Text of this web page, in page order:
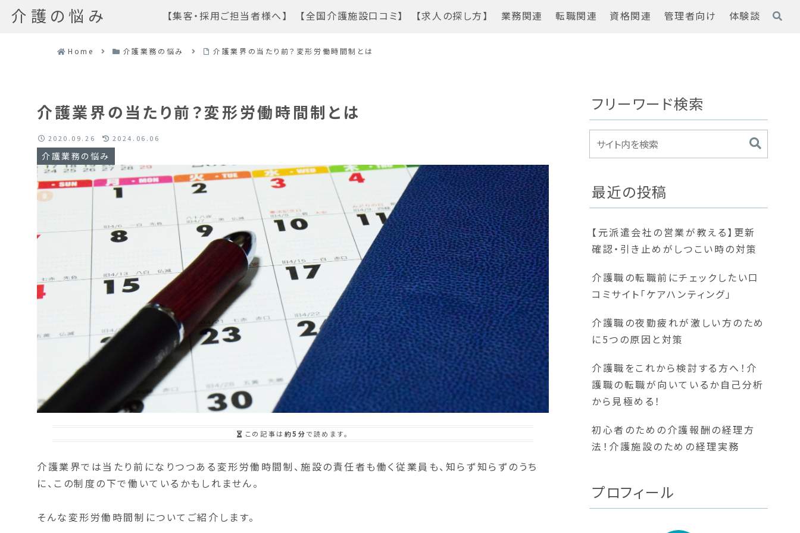
介護の悩み 【集客・採用ご担当者様へ】 【全国介護施設口コミ】 【求人の探し方】 業務関連 転職関連 資格関連 管理者向け 体験談
Home 介護業務の悩み 介護業界の当たり前？変形労働時間制とは
介護業界の当たり前？変形労働時間制とは
介護業務の悩み
2020.09.26 2024.06.06
この記事は 約5分で読めます。
介護業界では当たり前になりつつある変形労働時間制、施設の責任者も働く従業員も、知らず知らずのうち
に、この制度の下で働いているかもしれません。
そんな変形労働時間制についてご紹介します。
フリーワード検索
最近の投稿
【元派遣会社の営業が教える】更新
確認・引き止めがしつこい時の対策
介護職の転職前にチェックしたい口
コミサイト「ケアハンティング」
介護職の夜勤疲れが激しい方のため
に5つの原因と対策
介護職をこれから検討する方へ！介
護職の転職が向いているか自己分析
から見極める！
初心者のための介護報酬の経理方
法！介護施設のための経理実務
プロフィール